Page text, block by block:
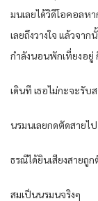
มนเลยได้วิดีโอคอลห
เลยถึงวางใจ แล้วจา
กำลังนอนพักเที่ยงอ
เดินที เธอไม่กะจะรั
นรมนเลยกดตัดสายไป
ธรณีได้ยินเสียงสายถูก
สมเป็นนรมนจริงๆ